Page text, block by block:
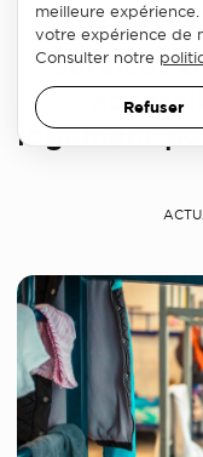
Mesures
services
logement
meilleure
votre expérience de
Consulter notre
Refuser